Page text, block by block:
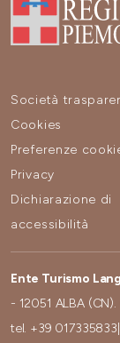
Società
Cookies
Preferenze
Privacy
Dichiarazione di
accessibilità
Ente Turismo
- 12051 ALBA
tel. +39 017335833